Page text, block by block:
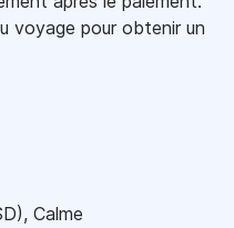
voyage pour obtenir un
), Calme